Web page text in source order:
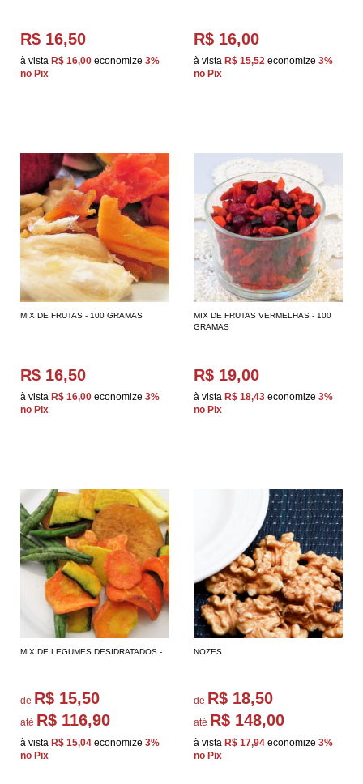
R$ 16,50
à vista R$ 16,00 economize 3%
no Pix
R$ 16,00
à vista R$ 15,52 economize 3%
no Pix
MIX DE FRUTAS - 100 GRAMAS
R$ 16,50
à vista R$ 16,00 economize 3%
no Pix
MIX DE FRUTAS VERMELHAS - 100
GRAMAS
R$ 19,00
à vista R$ 18,43 economize 3%
no Pix
MIX DE LEGUMES DESIDRATADOS -
de R$ 15,50
até R$ 116,90
à vista R$ 15,04 economize 3%
no Pix
NOZES
de R$ 18,50
até R$ 148,00
à vista R$ 17,94 economize 3%
no Pix